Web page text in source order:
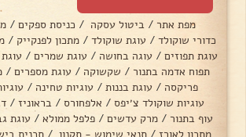
מפת אתר / ביטול עסקה / כניסת ספקים /
כדורי שוקולד / עוגת שוקולד / מתכון לפנקייק /
עוגת תפוזים / עוגה בחושה / עוגת שמרים /
תפוח אדמה בתנור / שקשוקה / עוגת מספרים /
פריקסה / עוגת בננות / עוגיות טחינה /
עוגיות שוקולד צ׳יפס / אלפחורס / בראוניז /
עוף בתנור / מרק עדשים / פלפל ממולא / עוגת